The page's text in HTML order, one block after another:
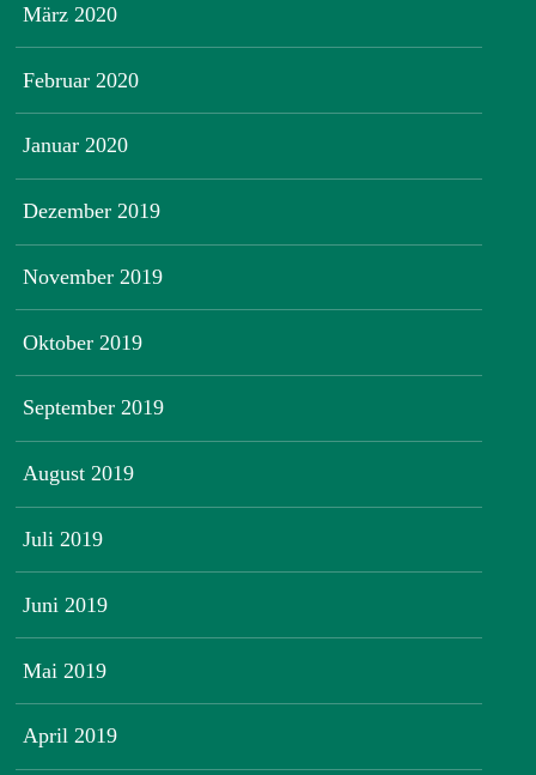
März 2020
Februar 2020
Januar 2020
Dezember 2019
November 2019
Oktober 2019
September 2019
August 2019
Juli 2019
Juni 2019
Mai 2019
April 2019